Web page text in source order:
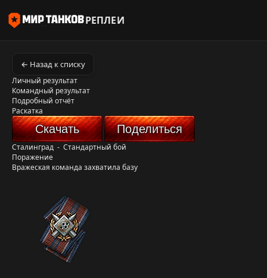
РЕПЛЕИ
← Назад к списку
Личный результат
Командный результат
Подробный отчёт
Раскатка
Скачать Поделиться
Сталинград - Стандартный бой
Поражение
Вражеская команда захватила базу